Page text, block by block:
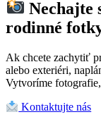
Nechajte
rodinné
Ak chcete zachytiť
alebo exteriéri,
Vytvoríme
Kontaktujte nás